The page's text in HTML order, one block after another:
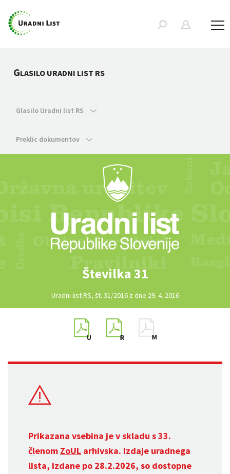
GLASILO URADNI LIST RS
Glasilo Uradni list RS
Preklic dokumentov
Številka 31
Uradni list RS, št. 31/2016 z dne 29. 4. 2016
Prikazana vsebina je v skladu s 33.
členom ZoUL arhivska. Izdaje uradnega
lista, izdane po 28.2.2026, so dostopne